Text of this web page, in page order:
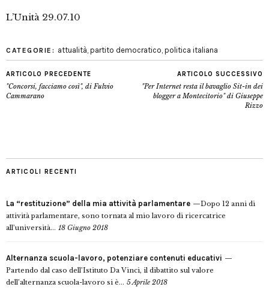
L’Unità 29.07.10
CATEGORIE: attualità, partito democratico, politica italiana
ARTICOLO PRECEDENTE
"Concorsi, facciamo così", di Fulvio
Cammarano
ARTICOLO SUCCESSIVO
"Per Internet resta il bavaglio Sit-in dei
blogger a Montecitorio" di Giuseppe
Rizzo
ARTICOLI RECENTI
La “restituzione” della mia attività parlamentare
Dopo 12 anni di
attività parlamentare, sono tornata al mio lavoro di ricercatrice
all’università... 18 Giugno 2018
Alternanza scuola-lavoro, potenziare contenuti educativi
Partendo dal caso dell’Istituto Da Vinci, il dibattito sul valore
dell’alternanza scuola-lavoro si è... 5 Aprile 2018